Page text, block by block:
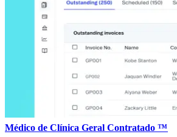
Médico de Clínica Geral Contratado ™​​